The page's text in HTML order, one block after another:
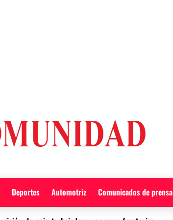
Deportes Automotriz Comunicados de prensa